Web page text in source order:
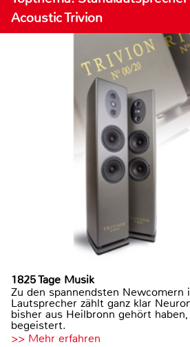
Acoustic Trivion
1825 Tage Musik
Zu den spannendsten Newcomern
Lautsprecher zählt ganz klar
bisher aus Heilbronn gehört
begeistert.
>> Mehr erfahren